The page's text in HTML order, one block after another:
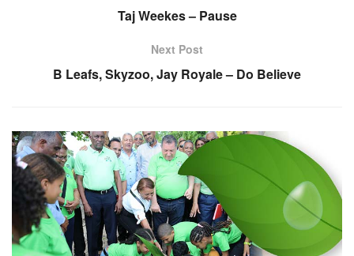
Taj Weekes – Pause
Next Post
B Leafs, Skyzoo, Jay Royale – Do Believe